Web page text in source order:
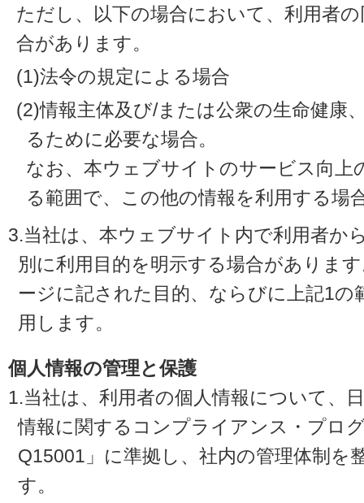
ただし、以下の場合において、利用者
合があります。
(1)法令の規定による場合
(2)情報主体及び/または公衆の生命健康
るために必要な場合。
なお、本ウェブサイトのサービス向上
る範囲で、この他の情報を利用する場
3.当社は、本ウェブサイト内で利用者か
別に利用目的を明示する場合がありま
ージに記された目的、ならびに上記1の
用します。
個人情報の管理と保護
1.当社は、利用者の個人情報について、
情報に関するコンプライアンス・プロ
Q15001」に準拠し、社内の管理体制を
す。